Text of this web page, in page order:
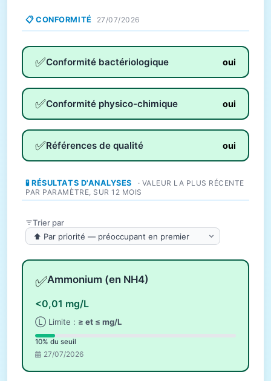
📋 CONFORMITÉ 27/07/2026
✅Conformité bactériologique oui
✅Conformité physico-chimique oui
✅Références de qualité oui
🧪 RÉSULTATS D'ANALYSES
· VALEUR LA PLUS RÉCENTE
PAR PARAMÈTRE, SUR 12 MOIS
Trier par
✅Ammonium (en NH4)
<0,01 mg/L
Ⓛ Limite : ≥ et ≤ mg/L
10% du seuil
27/07/2026